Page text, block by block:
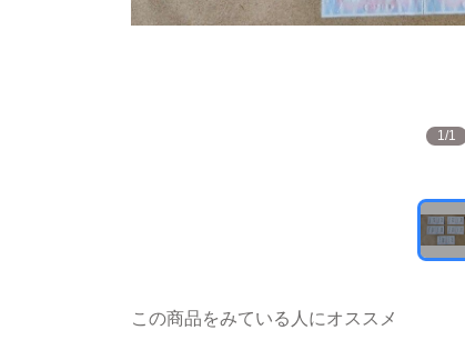
1/1
この商品をみている人にオススメ